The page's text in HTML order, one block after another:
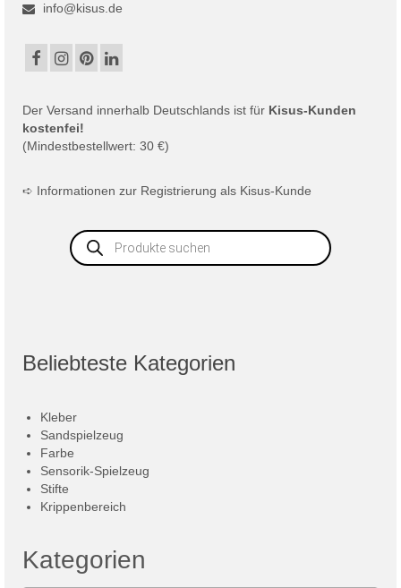
info@kisus.de
Der Versand innerhalb Deutschlands ist für Kisus-Kunden
kostenfei!
(Mindestbestellwert: 30 €)
➪ Informationen zur Registrierung als Kisus-Kunde
Products
search
Beliebteste Kategorien
Kleber
Sandspielzeug
Farbe
Sensorik-Spielzeug
Stifte
Krippenbereich
Kategorien